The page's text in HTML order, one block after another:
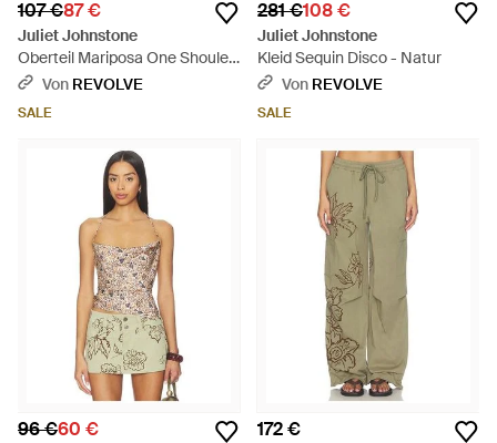
107 €87 €
Juliet Johnstone
Oberteil Mariposa One Shouler
- Weiß
Von REVOLVE
SALE
281 €108 €
Juliet Johnstone
Kleid Sequin Disco - Natur
Von REVOLVE
SALE
96 €60 € 172 €